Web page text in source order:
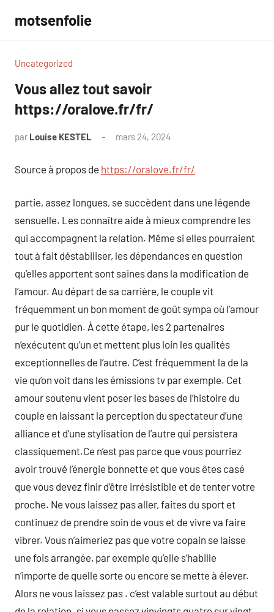
contenu
motsenfolie
Uncategorized
Vous allez tout savoir
https://oralove.fr/fr/
par Louise KESTEL mars 24, 2024
Source à propos de https://oralove.fr/fr/
partie, assez longues, se succèdent dans une légende
sensuelle. Les connaître aide à mieux comprendre les
qui accompagnent la relation. Même si elles pourraient
tout à fait déstabiliser, les dépendances en question
qu’elles apportent sont saines dans la modification de
l’amour. Au départ de sa carrière, le couple vit
fréquemment un bon moment de goût sympa où l’amour
pur le quotidien. À cette étape, les 2 partenaires
n’exécutent qu’un et mettent plus loin les qualités
exceptionnelles de l’autre. C’est fréquemment la de la
vie qu’on voit dans les émissions tv par exemple. Cet
amour soutenu vient poser les bases de l’histoire du
couple en laissant la perception du spectateur d’une
alliance et d’une stylisation de l’autre qui persistera
classiquement.Ce n’est pas parce que vous pourriez
avoir trouvé l’énergie bonnette et que vous êtes casé
que vous devez finir d’être irrésistible et de tenter votre
proche. Ne vous laissez pas aller, faites du sport et
continuez de prendre soin de vous et de vivre va faire
vibrer. Vous n’aimeriez pas que votre copain se laisse
une fois arrangée, par exemple qu’elle s’habille
n’importe de quelle sorte ou encore se mette à élever.
Alors ne vous laissez pas . c’est valable surtout au début